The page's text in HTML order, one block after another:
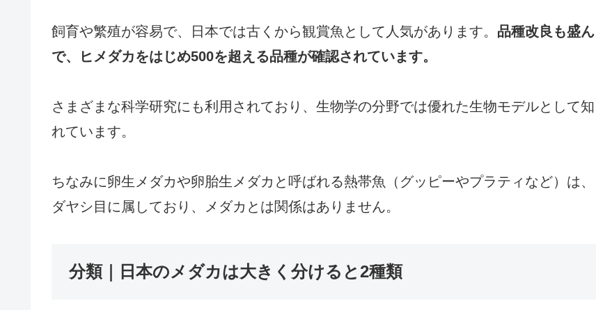
飼育や繁殖が容易で、日本では古くから観賞魚として人気があります。 品種改良も盛ん
で、ヒメダカをはじめ500を超える品種が確認されています。
さまざまな科学研究にも利用されており、生物学の分野では優れた生物モデルとして知
れています。
ちなみに卵生メダカや卵胎生メダカと呼ばれる熱帯魚（グッピーやプラティなど）は、
ダヤシ目に属しており、メダカとは関係はありません。
分類｜日本のメダカは大きく分けると2種類